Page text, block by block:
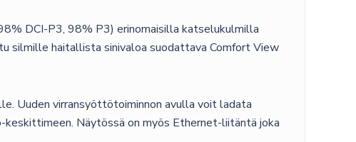
DCI-P3, 98% P3) erinomaisilla katselukulmilla
silmille haitallista sinivaloa suodattava Comfort View
Uuden virransyöttötoiminnon avulla voit ladata
Näytössä on myös Ethernet-liitäntä joka